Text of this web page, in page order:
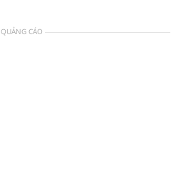
QUẢNG CÁO